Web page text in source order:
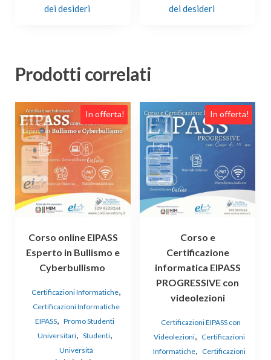
dei desideri
dei desideri
Prodotti correlati
In offerta!
Corso online EIPASS
Esperto in Bullismo e
Cyberbullismo
Certificazioni Informatiche,
Certificazioni Informatiche
EIPASS, Promo Studenti
Universitari, Studenti,
Università
In offerta!
Corso e
Certificazione
informatica EIPASS
PROGRESSIVE con
videolezioni
Certificazioni EIPASS con
Videolezioni, Certificazioni
Informatiche, Certificazioni